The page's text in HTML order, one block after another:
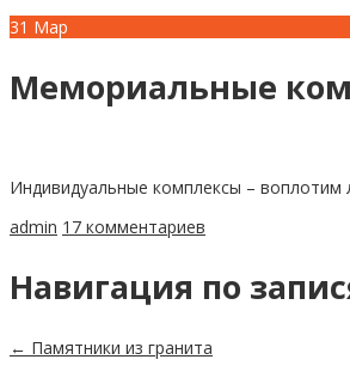
31 Мар
Мемориальные
Индивидуальные комплексы –
admin 17 комментариев
Навигация по
← Памятники из гранита